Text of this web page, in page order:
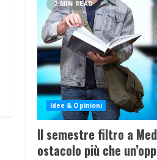
2 MIN READ
Idee & Opinioni
Il semestre filtro a
ostacolo più che